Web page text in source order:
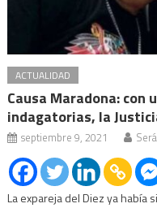
ACTUALIDAD
Causa Maradona: con
indagatorias, la
septiembre 9, 2021
La expareja del Diez ya había